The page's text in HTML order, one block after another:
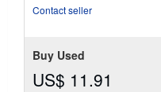
Contact seller
Buy Used
US$ 11.91